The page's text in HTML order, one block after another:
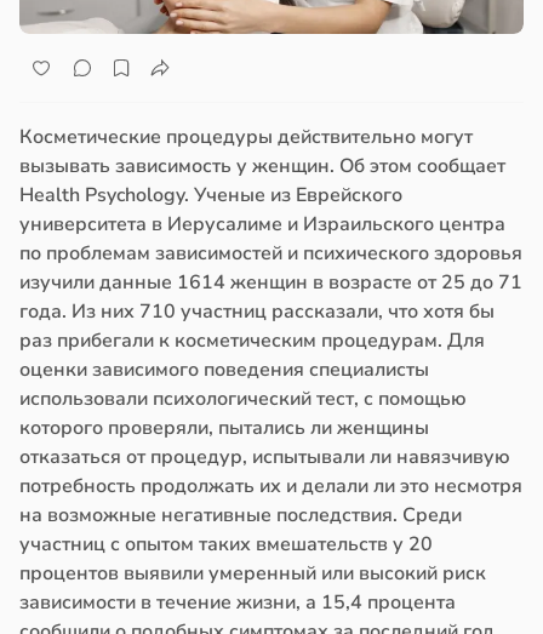
Косметические процедуры действительно могут
вызывать зависимость у женщин. Об этом сообщает
Health Psychology. Ученые из Еврейского
университета в Иерусалиме и Израильского центра
по проблемам зависимостей и психического здоровья
изучили данные 1614 женщин в возрасте от 25 до 71
года. Из них 710 участниц рассказали, что хотя бы
раз прибегали к косметическим процедурам. Для
оценки зависимого поведения специалисты
использовали психологический тест, с помощью
которого проверяли, пытались ли женщины
отказаться от процедур, испытывали ли навязчивую
потребность продолжать их и делали ли это несмотря
на возможные негативные последствия. Среди
участниц с опытом таких вмешательств у 20
процентов выявили умеренный или высокий риск
зависимости в течение жизни, а 15,4 процента